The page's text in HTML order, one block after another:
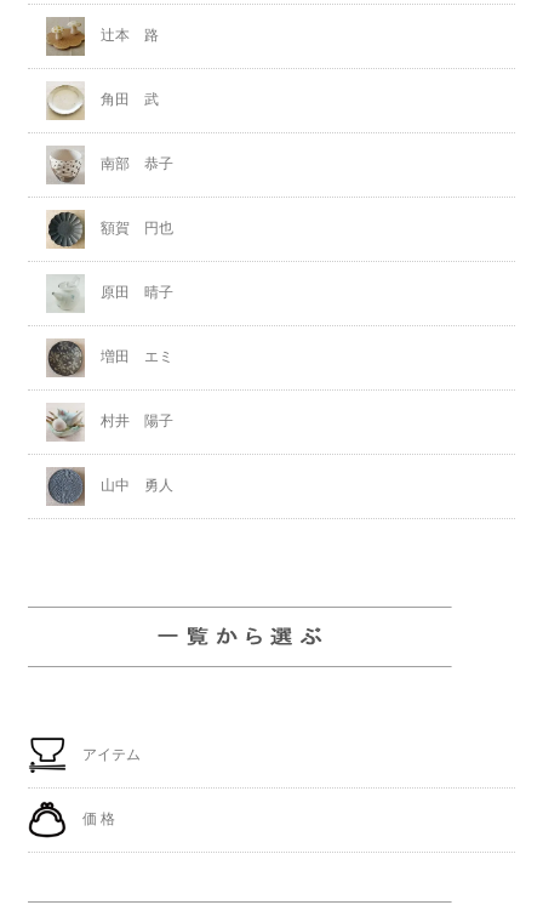
辻本 路
角田 武
南部 恭子
額賀 円也
原田 晴子
増田 エミ
村井 陽子
山中 勇人
アイテム
価 格